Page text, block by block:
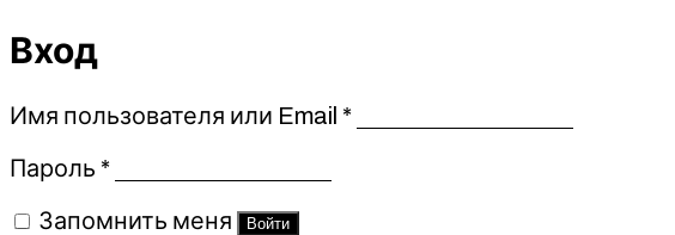
Вход
Имя пользователя или Email *Обязательно
Пароль *Обязательно
Запомнить меня Войти